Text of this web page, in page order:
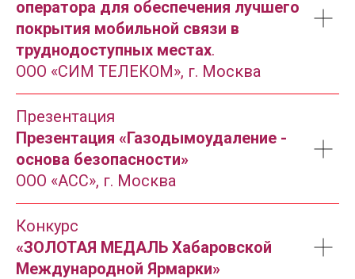
оператора для обеспечения лучшего
покрытия мобильной связи в
труднодоступных местах.
ООО «СИМ ТЕЛЕКОМ», г. Москва
Презентация
Презентация «Газодымоудаление -
основа безопасности»
ООО «АСС», г. Москва
Конкурс
«ЗОЛОТАЯ МЕДАЛЬ Хабаровской
Международной Ярмарки»